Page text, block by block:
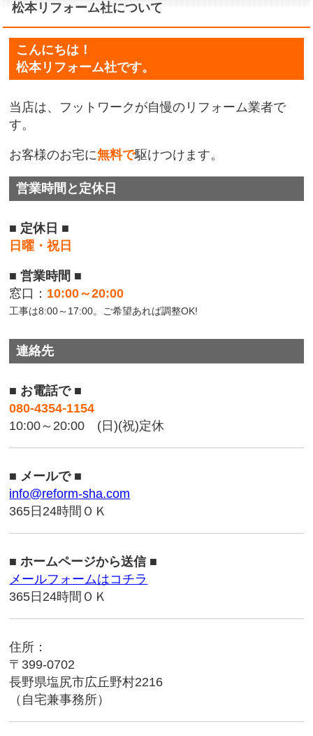
松本リフォーム社について
こんにちは！
松本リフォーム社です。
当店は、フットワークが自慢のリフォーム業者で
す。
お客様のお宅に無料で駆けつけます。
営業時間と定休日
■ 定休日 ■
日曜・祝日
■ 営業時間 ■
窓口： 10:00～20:00
工事は8:00～17:00。ご希望あれば調整OK!
連絡先
■ お電話で ■
080-4354-1154
10:00～20:00 (日)(祝)定休
■ メールで ■
info@reform-sha.com
365日24時間ＯＫ
■ ホームページから送信 ■
メールフォームはコチラ
365日24時間ＯＫ
住所：
〒399-0702
長野県塩尻市広丘野村2216
（自宅兼事務所）